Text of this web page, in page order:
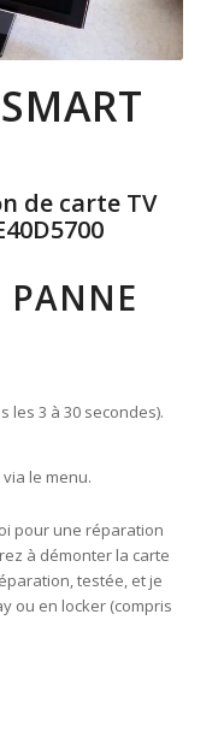
de carte TV
PANNE
les 3 à 30 secondes).
via le menu.
pour une réparation
à démonter la carte
testée, et je
ou en locker (compris